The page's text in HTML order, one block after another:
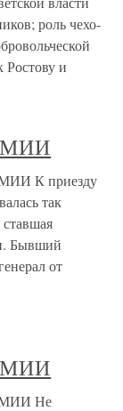
роль чехо-
Ростову и
К приезду
так
Бывший
от
Не